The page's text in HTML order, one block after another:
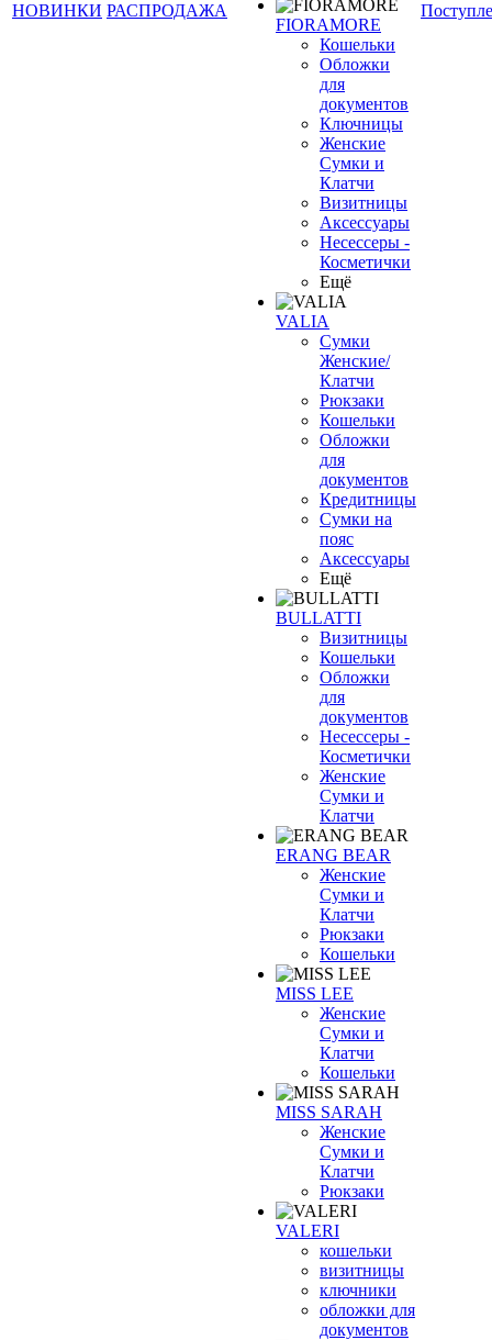
НОВИНКИ РАСПРОДАЖА
FIORAMORE
Кошельки
Обложки
для
документов
Ключницы
Женские
Сумки и
Клатчи
Визитницы
Аксессуары
Несессеры -
Косметички
Ещё
VALIA
Сумки
Женские/
Клатчи
Рюкзаки
Кошельки
Обложки
для
документов
Кредитницы
Сумки на
пояс
Аксессуары
Ещё
BULLATTI
Визитницы
Кошельки
Обложки
для
документов
Несессеры -
Косметички
Женские
Сумки и
Клатчи
ERANG BEAR
Женские
Сумки и
Клатчи
Рюкзаки
Кошельки
MISS LEE
Женские
Сумки и
Клатчи
Кошельки
MISS SARAH
Женские
Сумки и
Клатчи
Рюкзаки
VALERI
кошельки
визитницы
ключники
обложки для
документов